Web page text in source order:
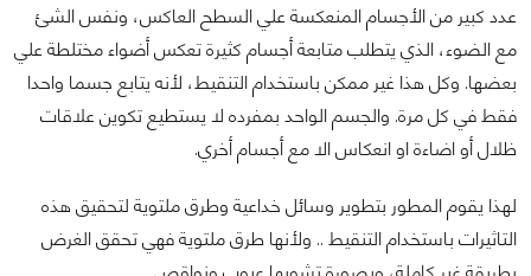
عدد كبير من الأجسام المنعكسة علي السطح العاكس، ونفس الشئ
مع الضوء، الذي يتطلب متابعة أجسام كثيرة تعكس أضواء مختلطة علي
بعضها. وكل هذا غير ممكن باستخدام التنقيط، لأنه يتابع جسما واحدا
فقط في كل مرة. والجسم الواحد بمفرده لا يستطيع تكوين علاقات
ظلال أو اضاءة او انعكاس الا مع أجسام أخري.
لهذا يقوم المطور بتطوير وسائل خداعية وطرق ملتوية لتحقيق هذه
التاثيرات باستخدام التنقيط .. ولأنها طرق ملتوية فهي تحقق الغرض